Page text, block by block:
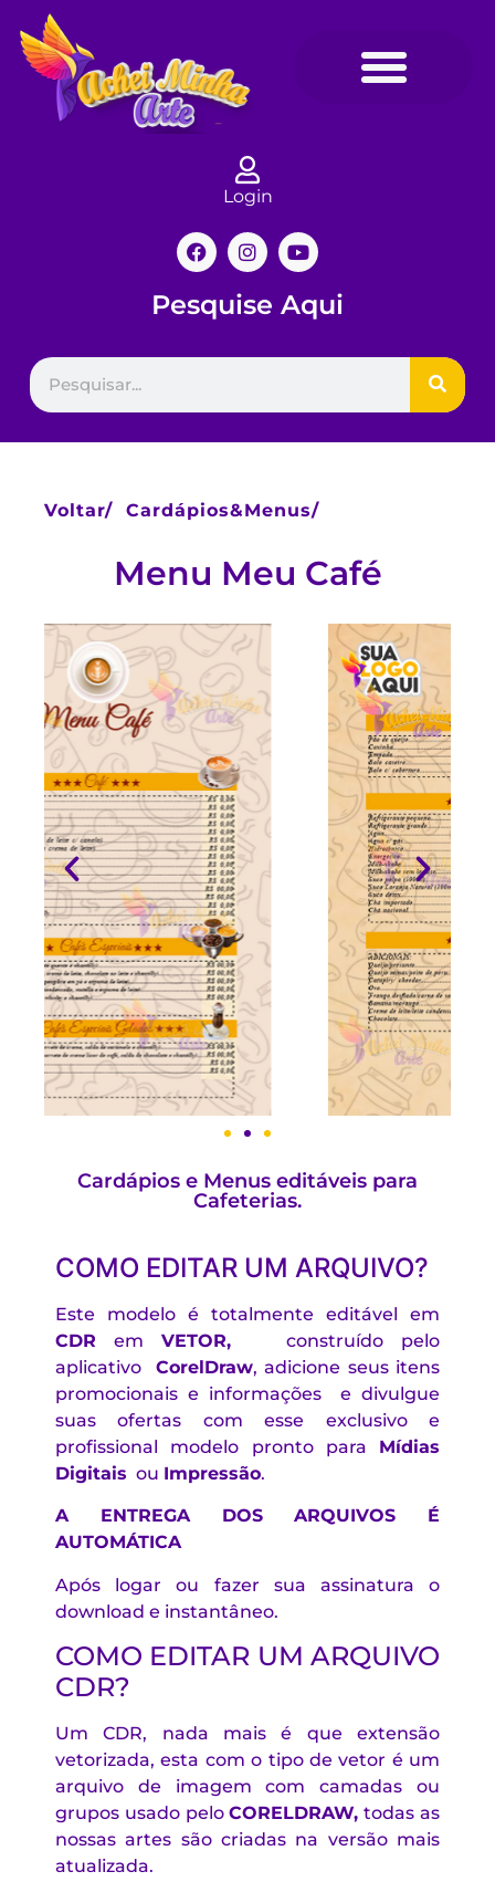
Login
Pesquise Aqui
Voltar/ Cardápios&Menus/
Menu Meu Café
Cardápios e Menus editáveis para
Cafeterias.
COMO EDITAR UM ARQUIVO?
Este modelo é totalmente editável em
CDR em VETOR,construído pelo
aplicativo CorelDraw, adicione seus itens
promocionais e informações e divulgue
suas ofertas com esse exclusivo e
profissional modelo pronto para Mídias
Digitais ou Impressão.
A ENTREGA DOS ARQUIVOS É
AUTOMÁTICA
Após logar ou fazer sua assinatura o
download e instantâneo.
COMO EDITAR UM ARQUIVO
CDR?
Um CDR, nada mais é que extensão
vetorizada, esta com o tipo de vetor é um
arquivo de imagem com camadas ou
grupos usado peloCORELDRAW, todas as
nossas artes são criadas na versão mais
atualizada.